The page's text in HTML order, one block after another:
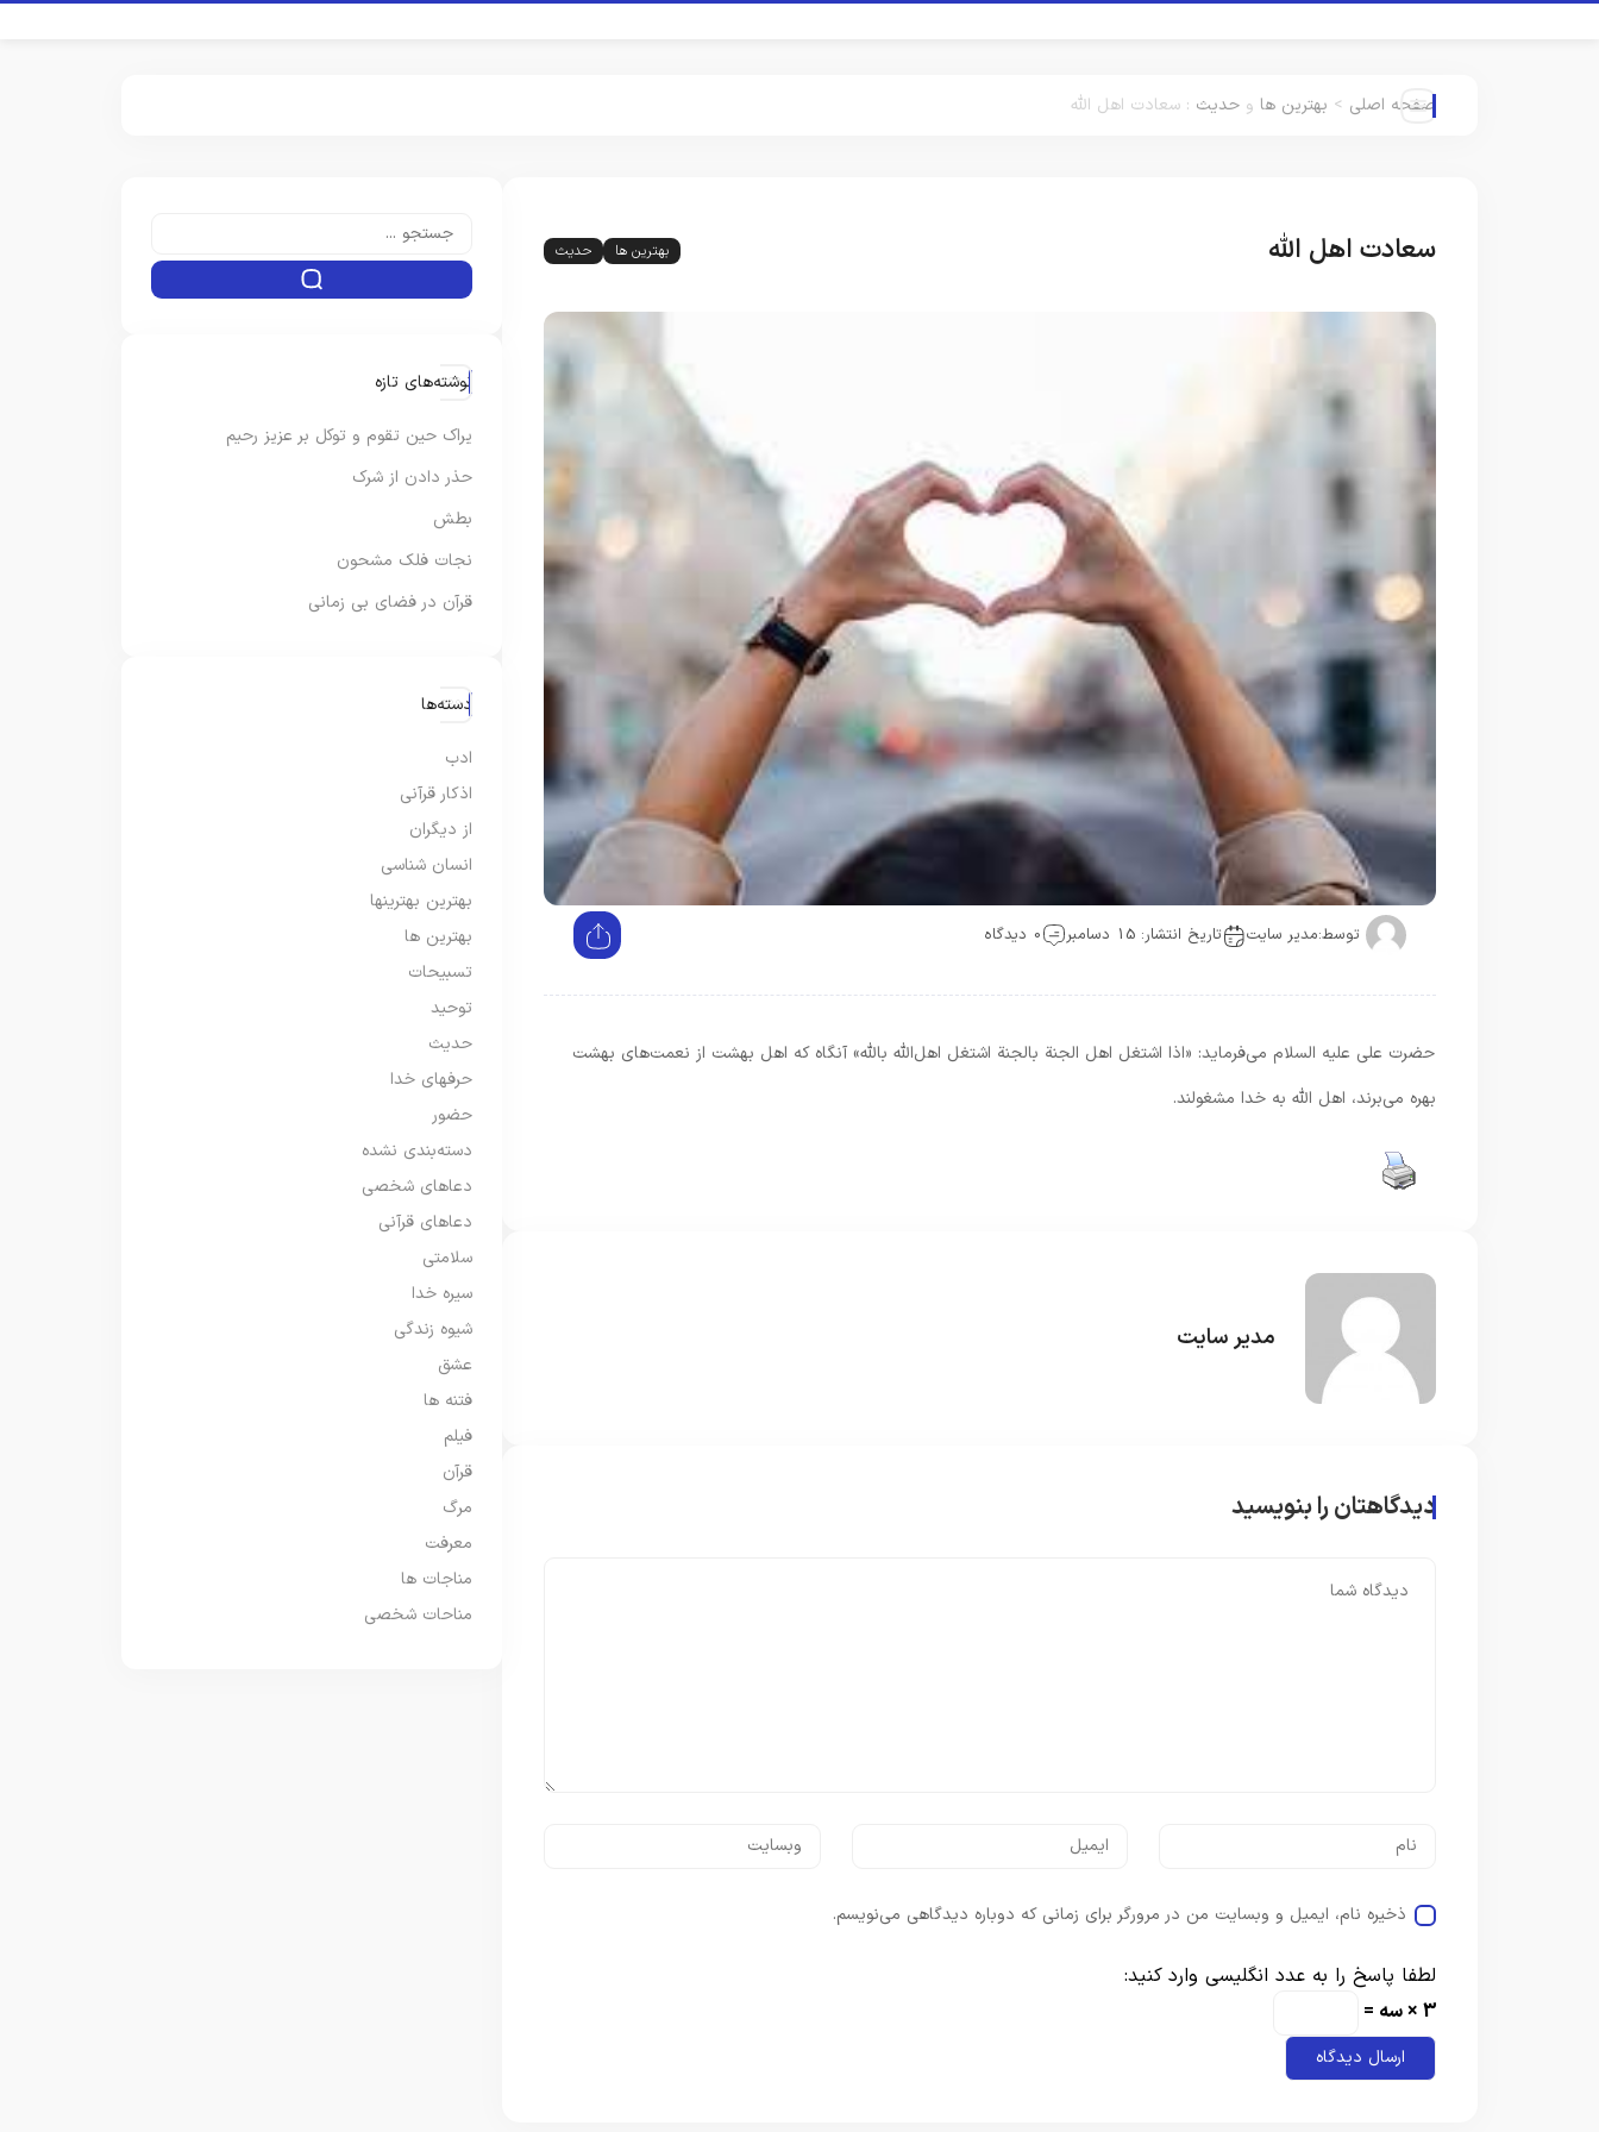
صفحه اصلی > بهترین ها و حدیث : سعادت اهل الله
سعادت اهل الله بهترین ها حدیث
توسط:مدیر سایت تاریخ انتشار: 15 دسامبر 0 دیدگاه
حضرت على عليه السلام مى‌فرمايد: «اذا اشتغل اهل الجنة بالجنة اشتغل اهل‌اللّه باللّه» آنگاه كه اهل بهشت از نعمت‌هاى بهشت
بهره مى‌برند، اهل اللّه به خدا مشغولند.
مدیر سایت
دیدگاهتان را بنویسید
ذخیره نام، ایمیل و وبسایت من در مرورگر برای زمانی که دوباره دیدگاهی می‌نویسم.
لطفا پاسخ را به عدد انگلیسی وارد کنید:
3 × سه =
نوشته‌های تازه
یراک حین تقوم و توکل بر عزیز رحیم
حذر دادن از شرک
بطش
نجات فلک مشحون
قرآن در فضای بی زمانی
دسته‌ها
ادب
اذکار قرآنی
از دیگران
انسان شناسی
بهترین بهترینها
بهترین ها
تسبیحات
توحید
حدیث
حرفهای خدا
حضور
دسته‌بندی نشده
دعاهای شخصی
دعاهای قرآنی
سلامتی
سیره خدا
شیوه زندگی
عشق
فتنه ها
فیلم
قرآن
مرگ
معرفت
مناجات ها
مناحات شخصی